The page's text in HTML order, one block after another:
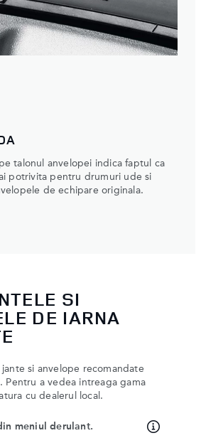
talonul anvelopei indica faptul ca
potrivita pentru drumuri ude si
de echipare originala.
SI
DE IARNA
si anvelope recomandate
Pentru a vedea intreaga gama
cu dealerul local.
meniul derulant.